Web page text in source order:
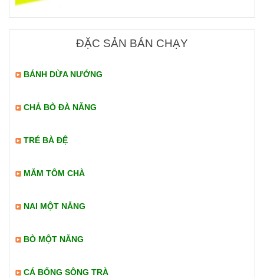
ĐẶC SẢN BÁN CHẠY
BÁNH DỪA NƯỚNG
CHẢ BÒ ĐÀ NẴNG
TRÉ BÀ ĐỆ
MẮM TÔM CHÀ
NAI MỘT NẮNG
BÒ MỘT NẮNG
CÁ BỐNG SÔNG TRÀ